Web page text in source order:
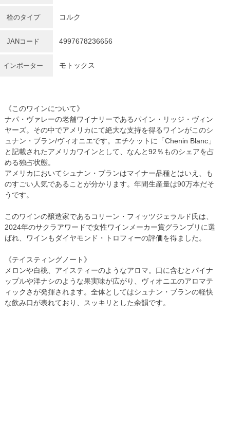
栓のタイプ コルク
JANコード 4997678236656
インポーター モトックス
《このワインについて》
ナパ・ヴァレーの老舗ワイナリーであるパイン・リッジ・ヴィン
ヤーズ。その中でアメリカにて絶大な支持を得るワインがこのシ
ュナン・ブラン/ヴィオニエです。エチケットに「Chenin Blanc」
と記載されたアメリカワインとして、なんと92％ものシェアを占
める独占状態。
アメリカにおいてシュナン・ブランはマイナー品種とはいえ、も
のすごい人気であることが分かります。年間生産量は90万本だそ
うです。
このワインの醸造家であるコリーン・フィッツジェラルド氏は、
2024年のサクラアワードで女性ワインメーカー賞グランプリに選
ばれ、ワインもダイヤモンド・トロフィーの評価を得ました。
《テイスティングノート》
メロンや白桃、アイスティーのようなアロマ。口に含むとパイナ
ップルや洋ナシのような果実味が広がり、ヴィオニエのアロマテ
ィックさが発揮されます。全体としてはシュナン・ブランの軽快
な飲み口が表れており、スッキリとした余韻です。